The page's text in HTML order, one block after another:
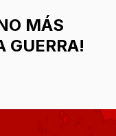
MÁS
GUERRA!